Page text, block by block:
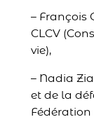
– François
CLCV
vie),
– Nadia
et de la